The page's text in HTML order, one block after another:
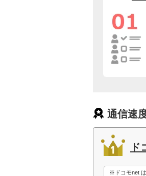
通信速
ド
※ドコモnet